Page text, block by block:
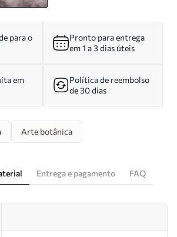
para o
Pronto para entrega
em 1 a 3 dias úteis
em
Política de reembolso
de 30 dias
Arte botânica
Entrega e pagamento FAQ